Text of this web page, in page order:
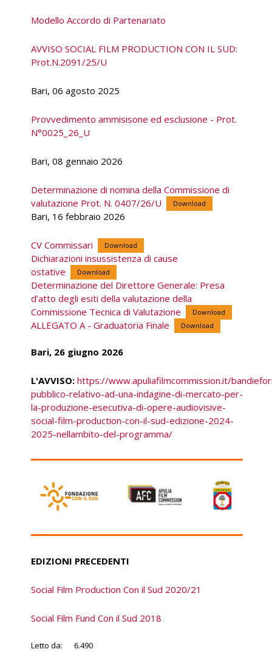
Modello Accordo di Partenariato
AVVISO SOCIAL FILM PRODUCTION CON IL SUD:
Prot.N.2091/25/U
Bari, 06 agosto 2025
Provvedimento ammisisone ed esclusione - Prot.
N°0025_26_U
Bari, 08 gennaio 2026
Determinazione di nomina della Commissione di
valutazione Prot. N. 0407/26/U
Download
Bari, 16 febbraio 2026
CV Commissari Download
Dichiarazioni insussistenza di cause
ostative
Download
Determinazione del Direttore Generale: Presa
d’atto degli esiti della valutazione della
Commissione Tecnica di Valutazione
Download
ALLEGATO A - Graduatoria Finale Download
Bari, 26 giugno 2026
L'AVVISO: https://www.apuliafilmcommission.it/
pubblico-relativo-ad-una-indagine-di-mercato-per-
la-produzione-esecutiva-di-opere-audiovisive-
social-film-production-con-il-sud-edizione-2024-
2025-nellambito-del-programma/
EDIZIONI PRECEDENTI
Social Film Production Con il Sud 2020/21
Social Film Fund Con il Sud 2018
Letto da: 6.490